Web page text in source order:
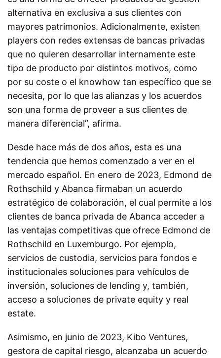
alternativa en exclusiva a sus clientes con
mayores patrimonios. Adicionalmente, existen
players con redes extensas de bancas privadas
que no quieren desarrollar internamente este
tipo de producto por distintos motivos, como
por su coste o el knowhow tan específico que se
necesita, por lo que las alianzas y los acuerdos
son una forma de proveer a sus clientes de
manera diferencial”, afirma.
Desde hace más de dos años, esta es una
tendencia que hemos comenzado a ver en el
mercado español. En enero de 2023, Edmond de
Rothschild y Abanca firmaban un acuerdo
estratégico de colaboración, el cual permite a los
clientes de banca privada de Abanca acceder a
las ventajas competitivas que ofrece Edmond de
Rothschild en Luxemburgo. Por ejemplo,
servicios de custodia, servicios para fondos e
institucionales soluciones para vehículos de
inversión, soluciones de lending y, también,
acceso a soluciones de private equity y real
estate.
Asimismo, en junio de 2023, Kibo Ventures,
gestora de capital riesgo, alcanzaba un acuerdo